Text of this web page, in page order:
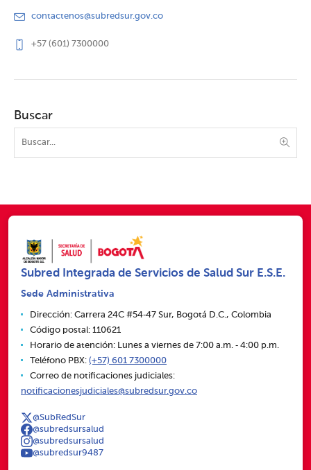
contactenos@subredsur.gov.co
+57 (601) 7300000
Buscar
Subred Integrada de Servicios de Salud Sur E.S.E.
Sede Administrativa
Dirección: Carrera 24C #54‑47 Sur, Bogotá D.C., Colombia
Código postal: 110621
Horario de atención: Lunes a viernes de 7:00 a.m. ‑ 4:00 p.m.
Teléfono PBX: (+57) 601 7300000
Correo de notificaciones judiciales:
notificacionesjudiciales@subredsur.gov.co
@SubRedSur
@subredsursalud
@subredsursalud
@subredsur9487